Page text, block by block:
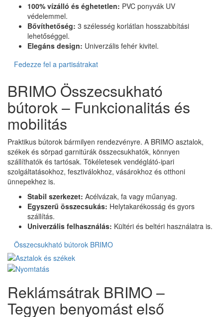
100% vízálló és éghetetlen: PVC ponyvák UV
védelemmel.
Bővíthetőség: 3 szélesség korlátlan hosszabbítási
lehetőséggel.
Elegáns design: Univerzális fehér kivitel.
Fedezze fel a partisátrakat
BRIMO Összecsukható
bútorok – Funkcionalitás és
mobilitás
Praktikus bútorok bármilyen rendezvényre. A BRIMO asztalok,
székek és sörpad garnitúrák összecsukhatók, könnyen
szállíthatók és tartósak. Tökéletesek vendéglátó-ipari
szolgáltatásokhoz, fesztiválokhoz, vásárokhoz és otthoni
ünnepekhez is.
Stabil szerkezet: Acélvázak, fa vagy műanyag.
Egyszerű összecsukás: Helytakarékosság és gyors
szállítás.
Univerzális felhasználás: Kültéri és beltéri használatra is.
Összecsukható bútorok BRIMO
Reklámsátrak BRIMO –
Tegyen benyomást első